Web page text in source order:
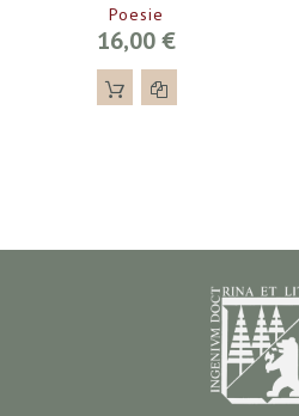
Poesie
16,00 €